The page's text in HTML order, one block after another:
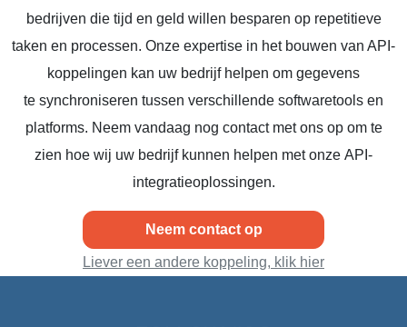
bedrijven die tijd en geld willen besparen op repetitieve
taken en processen. Onze expertise in het bouwen van API-
koppelingen kan uw bedrijf helpen om gegevens
te synchroniseren tussen verschillende softwaretools en
platforms. Neem vandaag nog contact met ons op om te
zien hoe wij uw bedrijf kunnen helpen met onze API-
integratieoplossingen.
Neem contact op
Liever een andere koppeling, klik hier